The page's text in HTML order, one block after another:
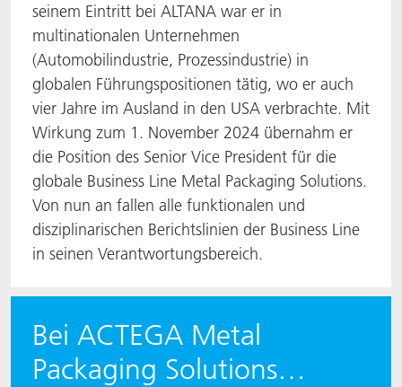
seinem Eintritt bei ALTANA war er in
multinationalen Unternehmen
(Automobilindustrie, Prozessindustrie) in
globalen Führungspositionen tätig, wo er auch
vier Jahre im Ausland in den USA verbrachte. Mit
Wirkung zum 1. November 2024 übernahm er
die Position des Senior Vice President für die
globale Business Line Metal Packaging Solutions.
Von nun an fallen alle funktionalen und
disziplinarischen Berichtslinien der Business Line
in seinen Verantwortungsbereich.
Bei ACTEGA Metal
Packaging Solutions…